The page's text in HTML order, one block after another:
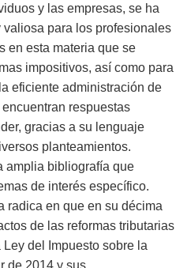
y las empresas, se ha
para los profesionales
en esta materia que se
impositivos, así como para
eficiente administración de
respuestas
gracias a su lenguaje
planteamientos.
amplia bibliografía que
de interés específico.
radica en que en su décima
de las reformas tributarias
del Impuesto sobre la
de 2014 y sus